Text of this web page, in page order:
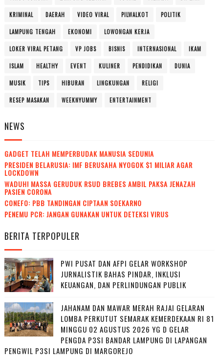
KRIMINAL DAERAH VIDEO VIRAL PILWALKOT POLITIK
LAMPUNG TENGAH EKONOMI LOWONGAN KERJA
LOKER VIRAL PETANG VP JOBS BISNIS INTERNASIONAL IKAM
ISLAM HEALTHY EVENT KULINER PENDIDIKAN DUNIA
MUSIK TIPS HIBURAN LINGKUNGAN RELIGI
RESEP MASAKAN WEEKNYUMMY ENTERTAINMENT
NEWS
GADGET TELAH MEMPERBUDAK MANUSIA SEDUNIA
PRESIDEN BELARUSIA: IMF BERUSAHA NYOGOK $1 MILIAR AGAR
LOCKDOWN
WADUH! MASSA GERUDUK RSUD BREBES AMBIL PAKSA JENAZAH
PASIEN CORONA
CONEFO: PBB TANDINGAN CIPTAAN SOEKARNO
PENEMU PCR: JANGAN GUNAKAN UNTUK DETEKSI VIRUS
BERITA TERPOPULER
PWI PUSAT DAN AFPI GELAR WORKSHOP
JURNALISTIK BAHAS PINDAR, INKLUSI
KEUANGAN, DAN PERLINDUNGAN PUBLIK
JAHANAM DAN MAWAR MERAH RAJAI GELARAN
LOMBA PERKUTUT SEMARAK KEMERDEKAAN RI 81
MINGGU 02 AGUSTUS 2026 YG D GELAR
PENGDA P3SI BANDAR LAMPUNG DI LAPANGAN
PENGWIL P3SI LAMPUNG DI MARGOREJO